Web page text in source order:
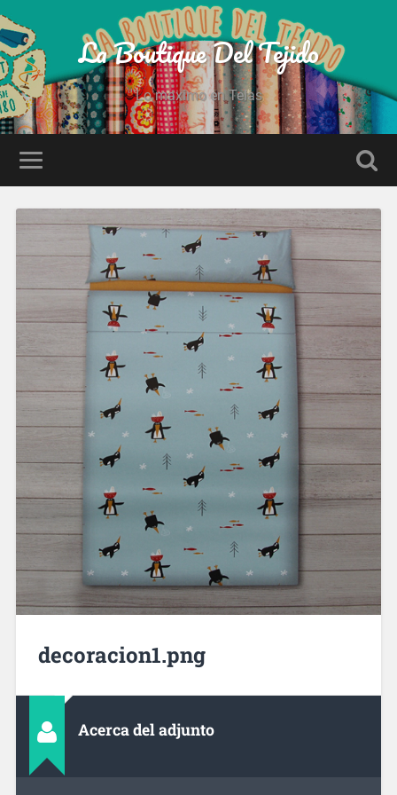
La Boutique Del Tejido
Lo maximo en Telas
decoracion1.png
Acerca del adjunto